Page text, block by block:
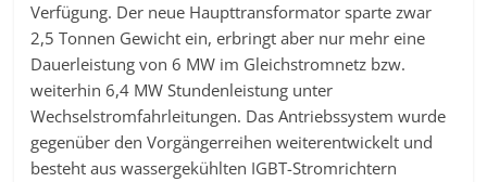
Verfügung. Der neue Haupttransformator sparte zwar
2,5 Tonnen Gewicht ein, erbringt aber nur mehr eine
Dauerleistung von 6 MW im Gleichstromnetz bzw.
weiterhin 6,4 MW Stundenleistung unter
Wechselstromfahrleitungen. Das Antriebssystem wurde
gegenüber den Vorgängerreihen weiterentwickelt und
besteht aus wassergekühlten IGBT-Stromrichtern